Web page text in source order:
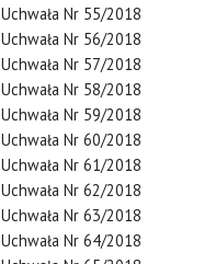
Uchwała Nr 55/2018
Uchwała Nr 56/2018
Uchwała Nr 57/2018
Uchwała Nr 58/2018
Uchwała Nr 59/2018
Uchwała Nr 60/2018
Uchwała Nr 61/2018
Uchwała Nr 62/2018
Uchwała Nr 63/2018
Uchwała Nr 64/2018